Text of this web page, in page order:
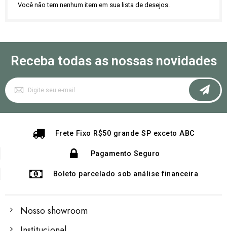
Você não tem nenhum item em sua lista de desejos.
Receba todas as nossas novidades
Inscreva-
se
na
Frete Fixo R$50 grande SP exceto ABC
Pagamento Seguro
Boleto parcelado sob análise financeira
Nosso showroom